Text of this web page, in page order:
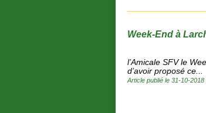
Week-End à
l’Amicale SFV le
d’avoir proposé ce...
Article publié le 31-10-2018